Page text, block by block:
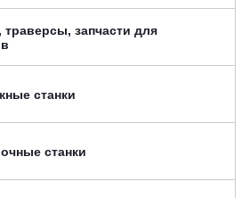
запчасти для
станки
станки